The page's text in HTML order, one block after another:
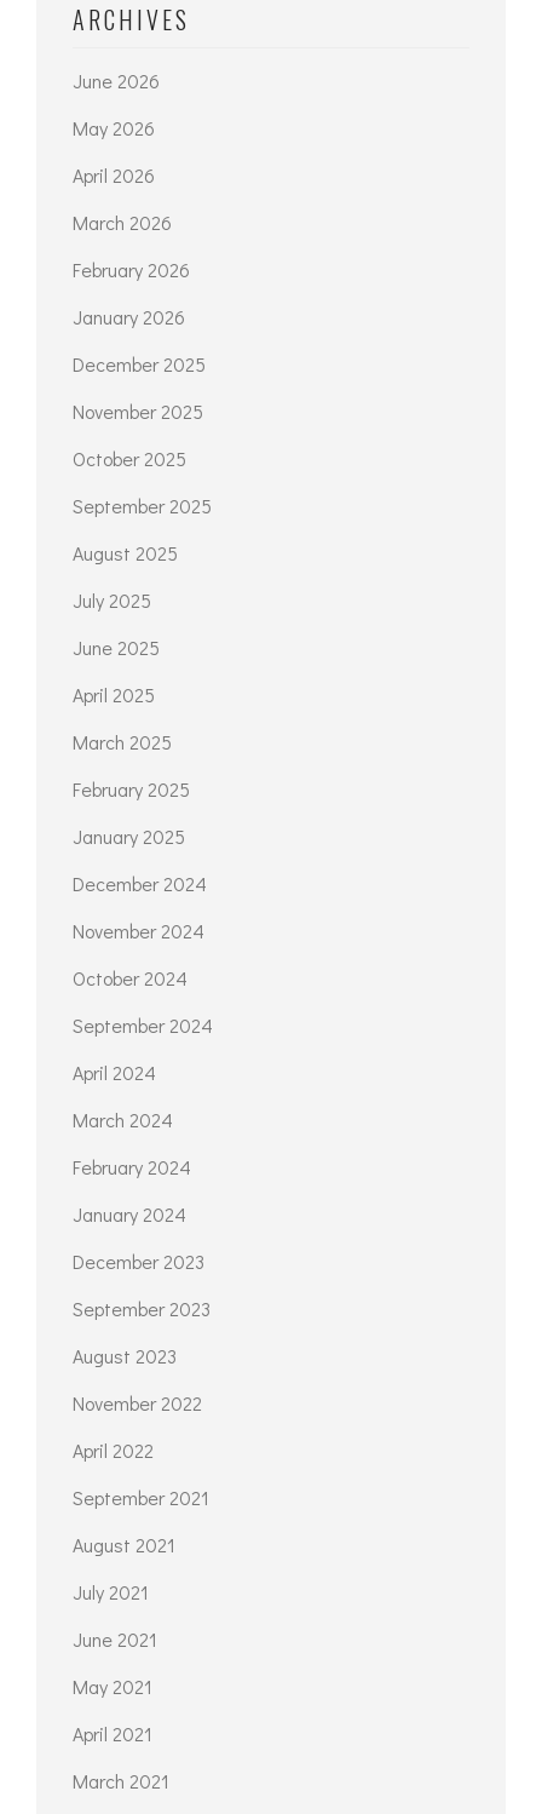
ARCHIVES
June 2026
May 2026
April 2026
March 2026
February 2026
January 2026
December 2025
November 2025
October 2025
September 2025
August 2025
July 2025
June 2025
April 2025
March 2025
February 2025
January 2025
December 2024
November 2024
October 2024
September 2024
April 2024
March 2024
February 2024
January 2024
December 2023
September 2023
August 2023
November 2022
April 2022
September 2021
August 2021
July 2021
June 2021
May 2021
April 2021
March 2021